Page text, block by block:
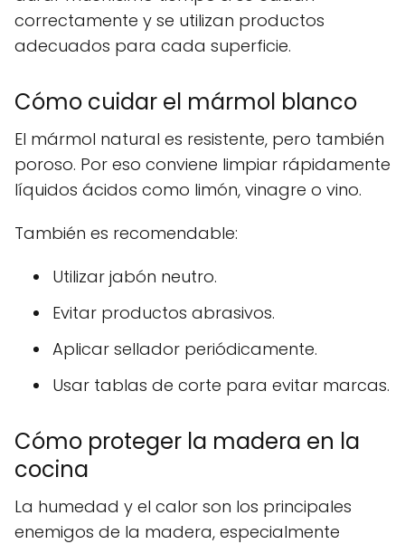
correctamente y se utilizan productos
adecuados para cada superficie.
Cómo cuidar el mármol blanco
El mármol natural es resistente, pero también
poroso. Por eso conviene limpiar rápidamente
líquidos ácidos como limón, vinagre o vino.
También es recomendable:
Utilizar jabón neutro.
Evitar productos abrasivos.
Aplicar sellador periódicamente.
Usar tablas de corte para evitar marcas.
Cómo proteger la madera en la
cocina
La humedad y el calor son los principales
enemigos de la madera, especialmente